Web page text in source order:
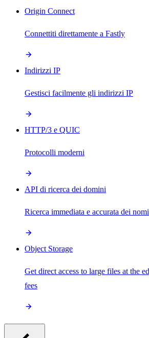
Origin Connect
Connettiti direttamente a Fastly
Indirizzi IP
Gestisci facilmente gli indirizzi IP
HTTP/3 e QUIC
Protocolli moderni
API di ricerca dei domini
Ricerca immediata e accurata dei
Object Storage
Get direct access to large files at the
fees